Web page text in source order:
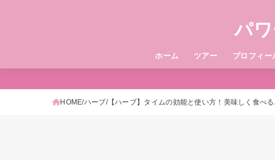
パ
ホーム ツアー プロフィー
HOME ハーブ 【ハーブ】タイムの効能と使い方！美味しく食べ